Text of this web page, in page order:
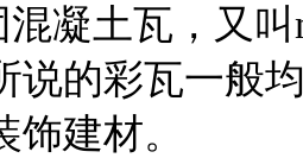
混凝土瓦，又
说的彩瓦一般
建材。